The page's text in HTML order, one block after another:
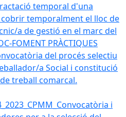
temporal d'una
temporalment el lloc de
a de gestió en el marc del
FOMENT PRÀCTIQUES
del procés selectiu
a Social i constitució
treball comarcal.
i